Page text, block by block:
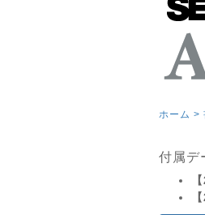
ホーム >
付属デ